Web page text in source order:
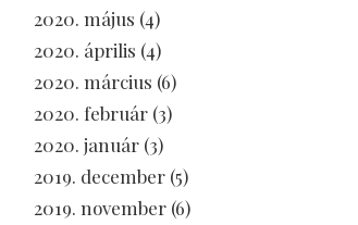
2020. május (4)
2020. április (4)
2020. március (6)
2020. február (3)
2020. január (3)
2019. december (5)
2019. november (6)